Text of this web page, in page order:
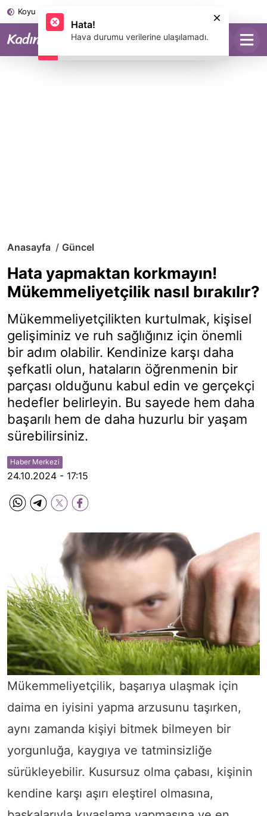
Koyu Mod
Anasayfa Güncel
Hata yapmaktan korkmayın!
Mükemmeliyetçilik nasıl bırakılır?
Mükemmeliyetçilikten kurtulmak, kişisel
gelişiminiz ve ruh sağlığınız için önemli
bir adım olabilir. Kendinize karşı daha
şefkatli olun, hataların öğrenmenin bir
parçası olduğunu kabul edin ve gerçekçi
hedefler belirleyin. Bu sayede hem daha
başarılı hem de daha huzurlu bir yaşam
sürebilirsiniz.
Haber Merkezi
24.10.2024 - 17:15
Mükemmeliyetçilik, başarıya ulaşmak için
daima en iyisini yapma arzusunu taşırken,
aynı zamanda kişiyi bitmek bilmeyen bir
yorgunluğa, kaygıya ve tatminsizliğe
sürükleyebilir. Kusursuz olma çabası, kişinin
kendine karşı aşırı eleştirel olmasına,